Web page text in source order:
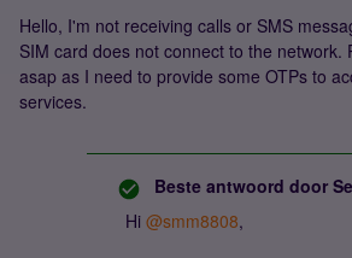
Hello, I'm not receiving calls or SMS
SIM card does not connect to the network.
asap as I need to provide some OTPs to
services.
Beste antwoord door
Hi @smm8808,